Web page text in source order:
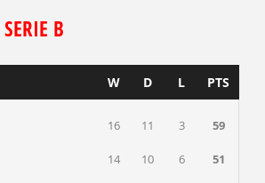
B
W D L PTS
16 11 3 59
14 10 6 51